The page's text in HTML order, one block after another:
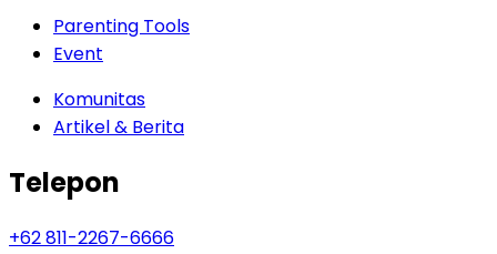
Parenting Tools
Event
Komunitas
Artikel & Berita
Telepon
+62 811-2267-6666